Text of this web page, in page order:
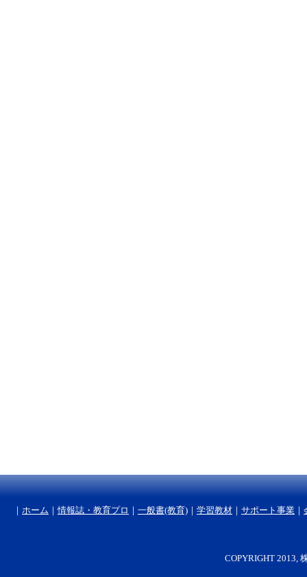
｜ ホーム ｜情報誌・教育プロ ｜ 一般書(教育) ｜ 学習教材 ｜ サポート事業 ｜
COPYRIGHT 2013,